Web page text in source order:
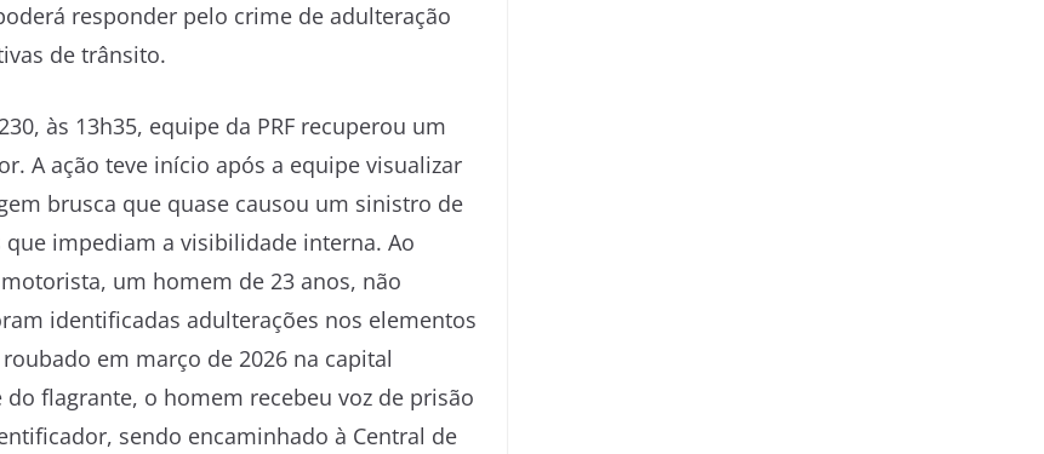
responder pelo crime de adulteração
de trânsito.
às 13h35, equipe da PRF recuperou um
A ação teve início após a equipe visualizar
brusca que quase causou um sinistro de
impediam a visibilidade interna. Ao
um homem de 23 anos, não
identificadas adulterações nos elementos
em março de 2026 na capital
flagrante, o homem recebeu voz de prisão
sendo encaminhado à Central de